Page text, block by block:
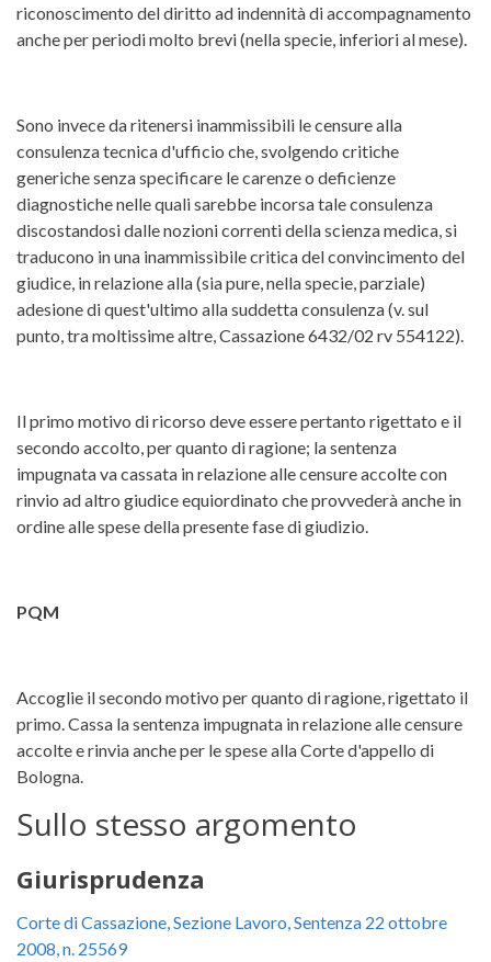
riconoscimento del diritto ad indennità di accompagnamento
anche per periodi molto brevi (nella specie, inferiori al mese).
Sono invece da ritenersi inammissibili le censure alla
consulenza tecnica d'ufficio che, svolgendo critiche
generiche senza specificare le carenze o deficienze
diagnostiche nelle quali sarebbe incorsa tale consulenza
discostandosi dalle nozioni correnti della scienza medica, si
traducono in una inammissìbile critica del convincimento del
giudice, in relazione alla (sia pure, nella specie, parziale)
adesione di quest'ultimo alla suddetta consulenza (v. sul
punto, tra moltissime altre, Cassazione 6432/02 rv 554122).
Il primo motivo di ricorso deve essere pertanto rigettato e il
secondo accolto, per quanto di ragione; la sentenza
impugnata va cassata in relazione alle censure accolte con
rinvio ad altro giudice equiordinato che provvederà anche in
ordine alle spese della presente fase di giudizio.
PQM
Accoglie il secondo motivo per quanto di ragione, rigettato il
primo. Cassa la sentenza impugnata in relazione alle censure
accolte e rinvia anche per le spese alla Corte d'appello di
Bologna.
Sullo stesso argomento
Giurisprudenza
Corte di Cassazione, Sezione Lavoro, Sentenza 22 ottobre
2008, n. 25569